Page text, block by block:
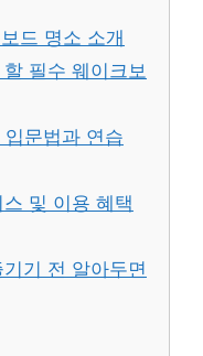
드 명소 소개
필수 웨이크보
문법과 연습
및 이용 혜택
기 전 알아두면